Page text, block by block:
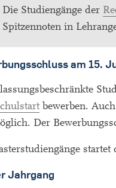
Die Studiengänge der
Spitzennoten in
am 15.
bewerben.
Der
Jahrgang